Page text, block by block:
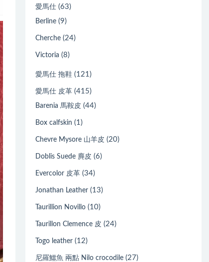
愛馬仕 (63)
Berline (9)
Cherche (24)
Victoria (8)
愛馬仕 拖鞋 (121)
愛馬仕 皮革 (415)
Barenia 馬鞍皮 (44)
Box calfskin (1)
Chevre Mysore 山羊皮 (20)
Doblis Suede 麂皮 (6)
Evercolor 皮革 (34)
Jonathan Leather (13)
Taurillion Novillo (10)
Taurillon Clemence 皮 (24)
Togo leather (12)
尼羅鱷魚 兩點 Nilo crocodile (27)